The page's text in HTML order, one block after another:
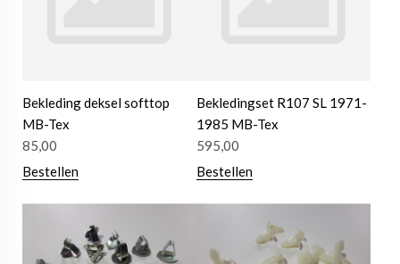
Bekleding deksel softtop
MB-Tex
85,00
Bestellen
Bekledingset R107 SL 1971-
1985 MB-Tex
595,00
Bestellen